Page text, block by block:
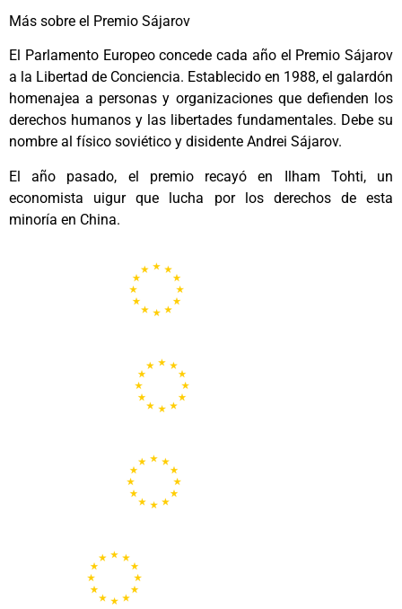
Más sobre el Premio Sájarov
El Parlamento Europeo concede cada año el Premio Sájarov
a la Libertad de Conciencia. Establecido en 1988, el galardón
homenajea a personas y organizaciones que defienden los
derechos humanos y las libertades fundamentales. Debe su
nombre al físico soviético y disidente Andrei Sájarov.
El año pasado, el premio recayó en Ilham Tohti, un
economista uigur que lucha por los derechos de esta
minoría en China.